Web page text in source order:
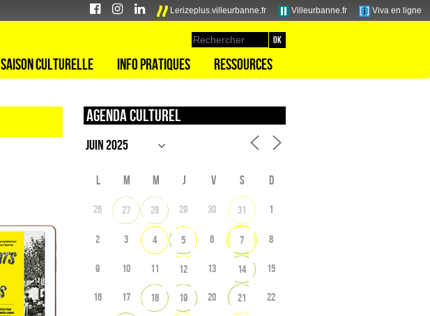
Lerizeplus.villeurbanne.fr Villeurbanne.fr Viva en ligne
Saison culturelle Info pratiques Ressources
Agenda culturel
L M M J V S D
26 27 28 29 30 31 1
2 3 4 5 6 7 8
9 10 11 12 13 14 15
16 17 18 19 20 21 22